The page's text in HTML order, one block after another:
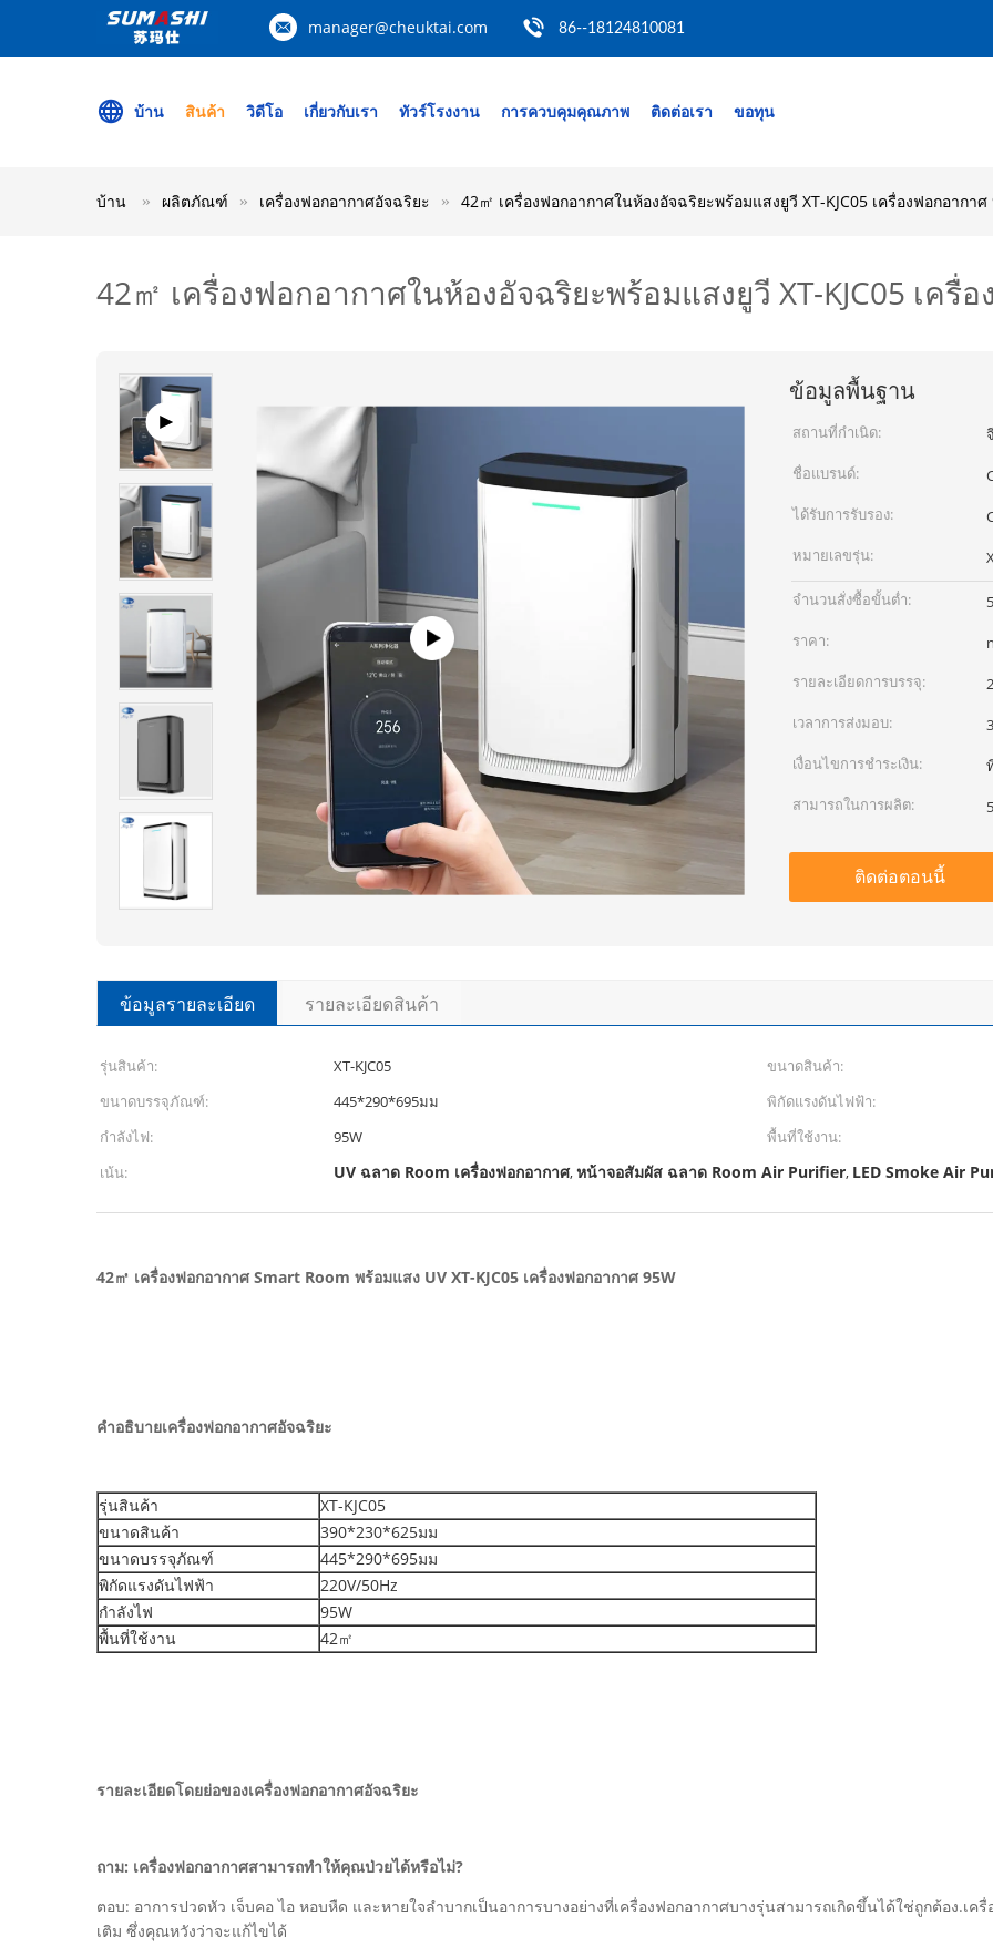
manager@cheuktai.com 86--18124810081
บ้าน สินค้า วิดีโอ เกี่ยวกับเรา ทัวร์โรงงาน การควบคุมคุณภาพ ติดต่อเรา ขอทุน
บ้าน ผลิตภัณฑ์ เครื่องฟอกอากาศอัจฉริยะ 42㎡ เครื่องฟอกอากาศในห้องอัจฉริยะพร้อมแสงยูวี XT-KJC05 เครื่องฟอกอากาศ
42㎡ เครื่องฟอกอากาศในห้องอัจฉริยะพร้อมแสงยูวี XT-KJC05 เครื่
ข้อมูลพื้นฐาน
สถานที่กำเนิด:
ชื่อแบรนด์:
ได้รับการรับรอง:
หมายเลขรุ่น:
จำนวนสั่งซื้อขั้นต่ำ:
ราคา:
รายละเอียดการบรรจุ:
เวลาการส่งมอบ:
เงื่อนไขการชำระเงิน:
สามารถในการผลิต:
ติดต่อตอนนี้
ข้อมูลรายละเอียด รายละเอียดสินค้า
รุ่นสินค้า: XT-KJC05 ขนาดสินค้า:
ขนาดบรรจุภัณฑ์:
445*290*695มม พิกัดแรงดันไฟฟ้า:
กำลังไฟ:
95W พื้นที่ใช้งาน:
เน้น:
UV ฉลาด Room เครื่องฟอกอากาศ,หน้าจอสัมผัส ฉลาด Room Air Purifier, LED Smoke Air
42㎡ เครื่องฟอกอากาศ Smart Room พร้อมแสง UV XT-KJC05 เครื่องฟอกอากาศ 95W
คำอธิบายเครื่องฟอกอากาศอัจฉริยะ
รุ่นสินค้า
XT-KJC05
ขนาดสินค้า
390*230*625มม
ขนาดบรรจุภัณฑ์
445*290*695มม
พิกัดแรงดันไฟฟ้า
220V/50Hz
กำลังไฟ
95W
พื้นที่ใช้งาน
42㎡
รายละเอียดโดยย่อของเครื่องฟอกอากาศอัจฉริยะ
ถาม: เครื่องฟอกอากาศสามารถทำให้คุณป่วยได้หรือไม่?
ตอบ: อาการปวดหัว เจ็บคอ ไอ หอบหืด และหายใจลำบากเป็นอาการบางอย่างที่เครื่องฟอกอากาศบางรุ่นสามารถเกิดขึ้นได้ใช่ถูกต้อง.
เติม ซึ่งคุณหวังว่าจะแก้ไขได้